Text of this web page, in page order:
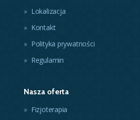
Lokalizacja
Kontakt
Polityka prywatności
Regulamin
Nasza oferta
Fizjoterapia